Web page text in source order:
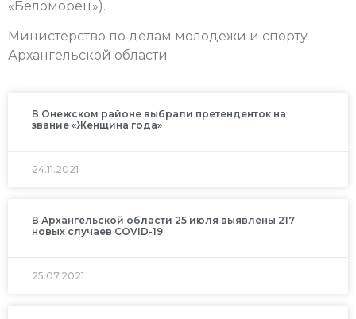
«Беломорец»).
Министерство по делам молодежи и спорту
Архангельской области
В Онежском районе выбрали претенденток на
звание «Женщина года»
24.11.2021
В Архангельской области 25 июля выявлены 217
новых случаев COVID-19
25.07.2021